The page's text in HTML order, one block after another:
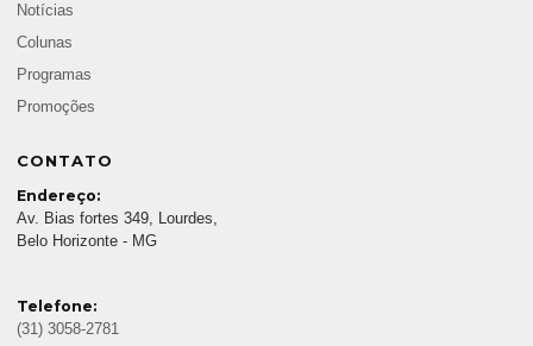
Notícias
Colunas
Programas
Promoções
CONTATO
Endereço:
Av. Bias fortes 349, Lourdes,
Belo Horizonte - MG
Telefone:
(31) 3058-2781